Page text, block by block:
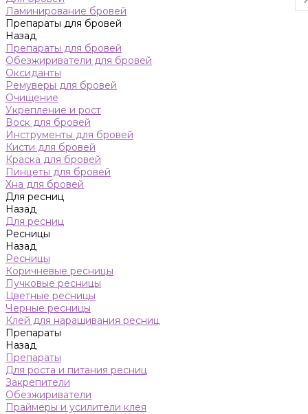
Ламинирование бровей
Препараты для бровей
Назад
Препараты для бровей
Обезжириватели для бровей
Оксиданты
Ремуверы для бровей
Очищение
Укрепление и рост
Воск для бровей
Инструменты для бровей
Кисти для бровей
Краска для бровей
Пинцеты для бровей
Хна для бровей
Для ресниц
Назад
Для ресниц
Ресницы
Назад
Ресницы
Коричневые ресницы
Пучковые ресницы
Цветные ресницы
Черные ресницы
Клей для наращивания ресниц
Препараты
Назад
Препараты
Для роста и питания ресниц
Закрепители
Обезжириватели
Праймеры и усилители клея